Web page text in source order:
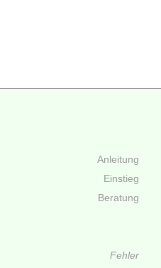
Anleitung
Einstieg
Beratung
Fehler